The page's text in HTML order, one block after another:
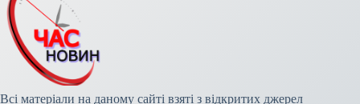
Всі матеріали на даному сайті взяті з відкритих джерел